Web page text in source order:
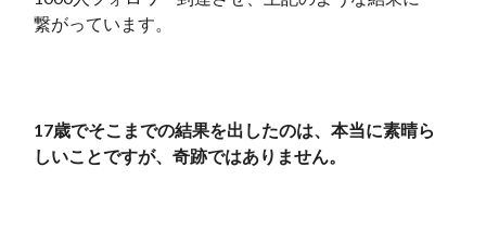
繋がっています。
17歳でそこまでの結果を出したのは、本当に素晴ら
しいことですが、奇跡ではありません。